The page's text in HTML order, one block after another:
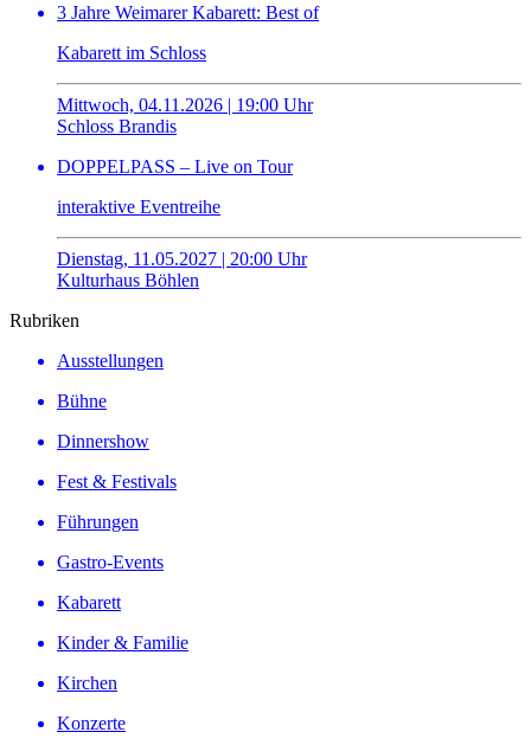
3 Jahre Weimarer Kabarett: Best of
Kabarett im Schloss
Mittwoch, 04.11.2026 | 19:00 Uhr
Schloss Brandis
DOPPELPASS – Live on Tour
interaktive Eventreihe
Dienstag, 11.05.2027 | 20:00 Uhr
Kulturhaus Böhlen
Rubriken
Ausstellungen
Bühne
Dinnershow
Fest & Festivals
Führungen
Gastro-Events
Kabarett
Kinder & Familie
Kirchen
Konzerte